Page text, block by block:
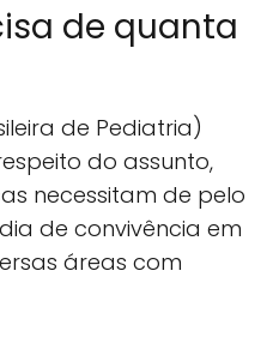
de quanta
de Pediatria)
do assunto,
necessitam de pelo
de convivência em
áreas com